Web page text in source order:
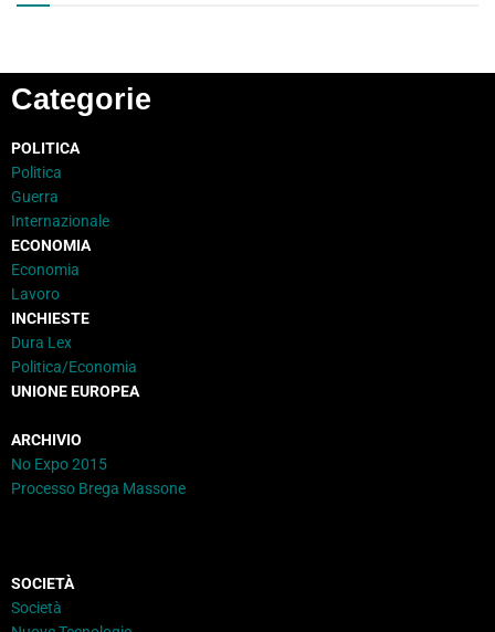
Categorie
POLITICA
Politica
Guerra
Internazionale
ECONOMIA
Economia
Lavoro
INCHIESTE
Dura Lex
Politica/Economia
UNIONE EUROPEA
ARCHIVIO
No Expo 2015
Processo Brega Massone
SOCIETÀ
Società